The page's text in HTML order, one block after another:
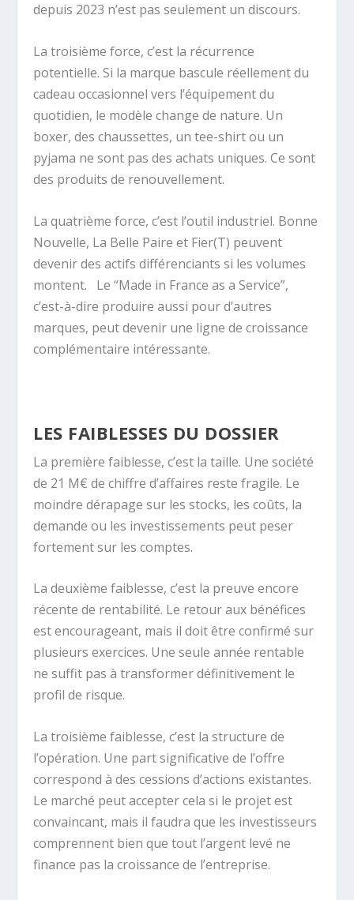
depuis 2023 n’est pas seulement un discours.
La troisième force, c’est la récurrence
potentielle. Si la marque bascule réellement du
cadeau occasionnel vers l’équipement du
quotidien, le modèle change de nature. Un
boxer, des chaussettes, un tee-shirt ou un
pyjama ne sont pas des achats uniques. Ce sont
des produits de renouvellement.
La quatrième force, c’est l’outil industriel. Bonne
Nouvelle, La Belle Paire et Fier(T) peuvent
devenir des actifs différenciants si les volumes
montent.
Le “Made in France as a Service”,
c’est-à-dire produire aussi pour d’autres
marques, peut devenir une ligne de croissance
complémentaire intéressante.
LES FAIBLESSES DU DOSSIER
La première faiblesse, c’est la taille. Une société
de 21 M€ de chiffre d’affaires reste fragile. Le
moindre dérapage sur les stocks, les coûts, la
demande ou les investissements peut peser
fortement sur les comptes.
La deuxième faiblesse, c’est la preuve encore
récente de rentabilité. Le retour aux bénéfices
est encourageant, mais il doit être confirmé sur
plusieurs exercices. Une seule année rentable
ne suffit pas à transformer définitivement le
profil de risque.
La troisième faiblesse, c’est la structure de
l’opération. Une part significative de l’offre
correspond à des cessions d’actions existantes.
Le marché peut accepter cela si le projet est
convaincant, mais il faudra que les investisseurs
comprennent bien que tout l’argent levé ne
finance pas la croissance de l’entreprise.